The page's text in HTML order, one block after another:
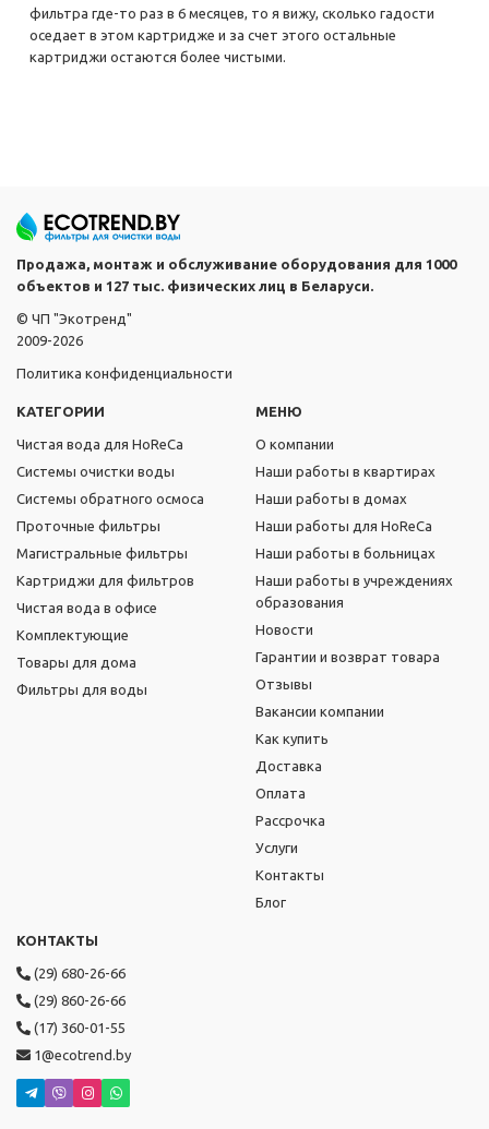
фильтра где-то раз в 6 месяцев, то я вижу, сколько гадости
оседает в этом картридже и за счет этого остальные
картриджи остаются более чистыми.
Продажа, монтаж и обслуживание оборудования для 1000
объектов и 127 тыс. физических лиц в Беларуси.
© ЧП "Экотренд"
2009-2026
Политика конфиденциальности
КАТЕГОРИИ
Чистая вода для HoReCa
Системы очистки воды
Системы обратного осмоса
Проточные фильтры
Магистральные фильтры
Картриджи для фильтров
Чистая вода в офисе
Комплектующие
Товары для дома
Фильтры для воды
МЕНЮ
О компании
Наши работы в квартирах
Наши работы в домах
Наши работы для HoReCa
Наши работы в больницах
Наши работы в учреждениях
образования
Новости
Гарантии и возврат товара
Отзывы
Вакансии компании
Как купить
Доставка
Оплата
Рассрочка
Услуги
Контакты
Блог
КОНТАКТЫ
(29) 680-26-66
(29) 860-26-66
(17) 360-01-55
1@ecotrend.by